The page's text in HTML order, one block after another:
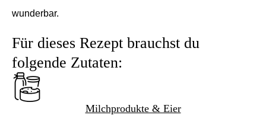
wunderbar.
Für dieses Rezept brauchst du
folgende Zutaten:
Milchprodukte & Eier